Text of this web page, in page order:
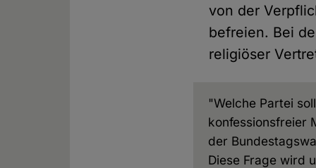
von der
befreien. Bei
religiöser
"Welche Partei
konfessionsfreier
der
Diese Frage wird